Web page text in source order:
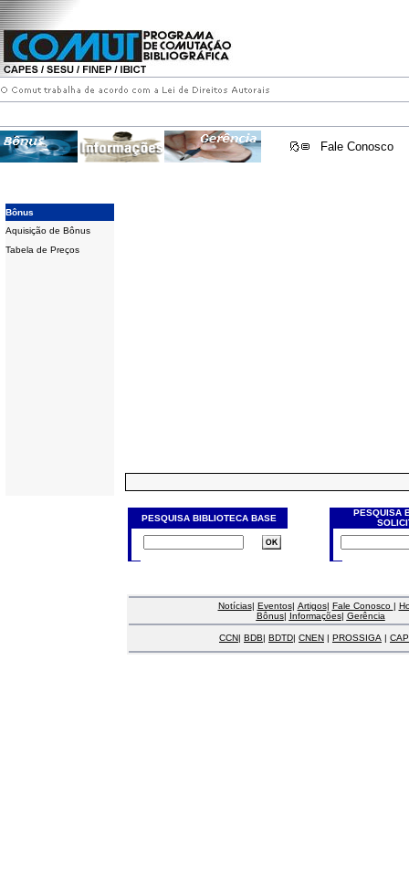
Fale Conosco
Bônus
Aquisição de Bônus
Tabela de Preços
PESQUISA BIBLIOTECA BASE
PESQUISA
Notícias| Eventos| Artigos| Fale Conosco |
Bônus| Informações| Gerência
CCN| BDB| BDTD| CNEN | PROSSIGA |